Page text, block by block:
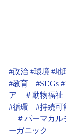
#政治 #環境 #地
#教育
#SDGs
ア
＃動物福祉
#循環
#持続可
＃パーマカル
ーガニック